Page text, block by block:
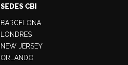
SEDES CBI
BARCELONA
LONDRES
NEW JERSEY
ORLANDO